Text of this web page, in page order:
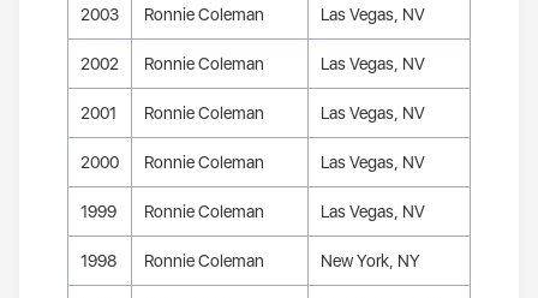
2003 Ronnie Coleman Las Vegas, NV
2002 Ronnie Coleman Las Vegas, NV
2001 Ronnie Coleman Las Vegas, NV
2000 Ronnie Coleman Las Vegas, NV
1999 Ronnie Coleman Las Vegas, NV
1998 Ronnie Coleman New York, NY